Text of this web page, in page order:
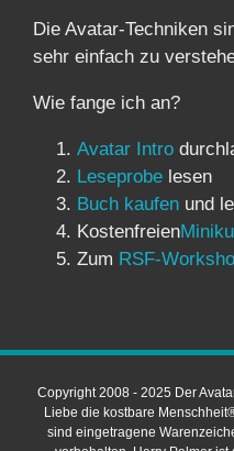
Die Avatar-Techniken
sehr einfach zu
Wie fange ich an?
Avatar Intro
Leseprobe lesen
Buch kaufen und
Kostenfreien
Zum RSF-
Copyright 2008 - 2025 Der
Liebe die kostbare
sind eingetragene